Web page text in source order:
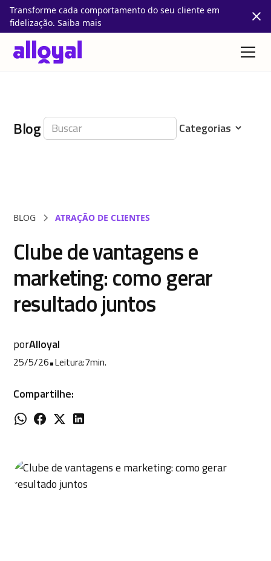
Transforme cada comportamento do seu cliente em
fidelização. Saiba mais
Blog
BLOG ATRAÇÃO DE CLIENTES
Clube de vantagens e
marketing: como gerar
resultado juntos
porAlloyal
25/5/26•Leitura:7min.
Compartilhe: